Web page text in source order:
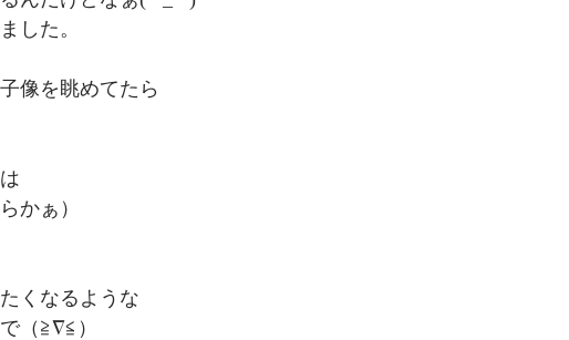
した。
像を眺めてたら
かぁ）
くなるような
（≧∇≦）